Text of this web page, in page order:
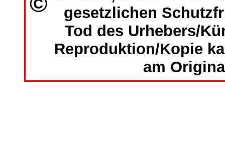
gesetzlichen
Tod des Urhebers/
Reproduktion/Kopie
am